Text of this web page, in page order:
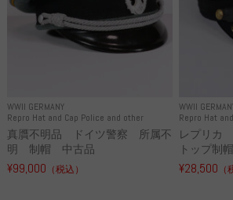
WWII GERMANY
Repro Hat and Cap Police and other
真贋不明品 ドイツ警察 所属不
明 制帽 中古品
¥99,000 （税込）
WWII
Repro Hat
レプリ
トップ制
¥28,500 （